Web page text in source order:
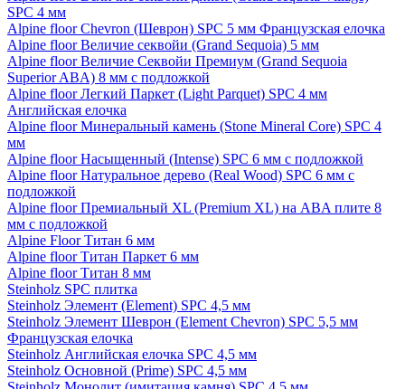
SPC 4 мм
Alpine floor Chevron (Шеврон) SPC 5 мм Французская елочка
Alpine floor Величие секвойи (Grand Sequoia) 5 мм
Alpine floor Величие Секвойи Премиум (Grand Sequoia
Superior ABA) 8 мм с подложкой
Alpine floor Легкий Паркет (Light Parquet) SPC 4 мм
Английская елочка
Alpine floor Минеральный камень (Stone Mineral Core) SPC 4
мм
Alpine floor Насыщенный (Intense) SPC 6 мм с подложкой
Alpine floor Натуральное дерево (Real Wood) SPC 6 мм с
подложкой
Alpine floor Премиальный XL (Premium XL) на ABA плите 8
мм с подложкой
Alpine Floor Титан 6 мм
Alpine floor Титан Паркет 6 мм
Alpine floor Титан 8 мм
Steinholz SPC плитка
Steinholz Элемент (Element) SPC 4,5 мм
Steinholz Элемент Шеврон (Element Chevron) SPC 5,5 мм
Французская елочка
Steinholz Английская елочка SPC 4,5 мм
Steinholz Основной (Prime) SPC 4,5 мм